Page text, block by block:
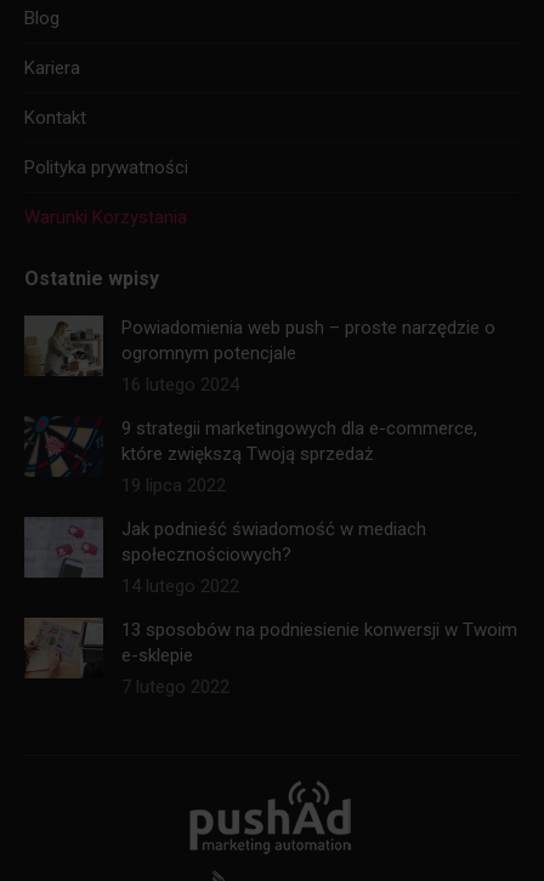
Blog
Kariera
Kontakt
Polityka prywatności
Warunki Korzystania
Ostatnie wpisy
Powiadomienia web push – proste narzędzie o
ogromnym potencjale
16 lutego 2024
9 strategii marketingowych dla e-commerce,
które zwiększą Twoją sprzedaż
19 lipca 2022
Jak podnieść świadomość w mediach
społecznościowych?
14 lutego 2022
13 sposobów na podniesienie konwersji w Twoim
e-sklepie
7 lutego 2022